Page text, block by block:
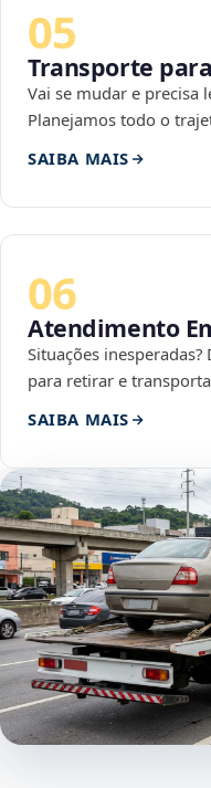
05
Transporte
Vai se mudar e precisa
Planejamos todo o
SAIBA MAIS
06
Atendimento
Situações
para retirar e
SAIBA MAIS